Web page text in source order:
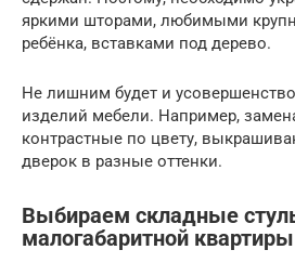
яркими шторами, любимыми
ребёнка, вставками под дерево.
Не лишним будет и
изделий мебели. Например,
контрастные по цвету,
дверок в разные оттенки.
Выбираем складные
малогабаритной квартиры